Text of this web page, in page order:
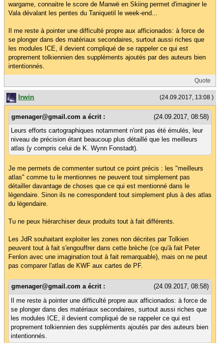
wargame, connaitre le score de Manwë en Skiing permet d'imaginer le
Vala dévalant les pentes du Taniquetil le week-end...
Il me reste à pointer une difficulté propre aux afficionados: à force de
se plonger dans des matériaux secondaires, surtout aussi riches que
les modules ICE, il devient compliqué de se rappeler ce qui est
proprement tolkiennien des suppléments ajoutés par des auteurs bien
intentionnés.
Quote
(24.09.2017, 13:08 )
Irwin
(24.09.2017, 08:58)
gmenager@gmail.com a écrit :
Leurs efforts cartographiques notamment n'ont pas été émulés, leur
niveau de précision étant beaucoup plus détaillé que les meilleurs
atlas (y compris celui de K. Wynn Fonstadt).
Je me permets de commenter surtout ce point précis : les "meilleurs
atlas" comme tu le mentionnes ne peuvent tout simplement pas
détailler davantage de choses que ce qui est mentionné dans le
légendaire. Sinon ils ne correspondent tout simplement plus à des atlas
du légendaire.
Tu ne peux hiérarchiser deux produits tout à fait différents.
Les JdR souhaitant exploiter les zones non décrites par Tolkien
peuvent tout à fait s'engouffrer dans cette brèche (ce qu'à fait Peter
Fenlon avec une imagination tout à fait remarquable), mais on ne peut
pas comparer l'atlas de KWF aux cartes de PF.
(24.09.2017, 08:58)
gmenager@gmail.com a écrit :
Il me reste à pointer une difficulté propre aux afficionados: à force de
se plonger dans des matériaux secondaires, surtout aussi riches que
les modules ICE, il devient compliqué de se rappeler ce qui est
proprement tolkiennien des suppléments ajoutés par des auteurs bien
intentionnés.